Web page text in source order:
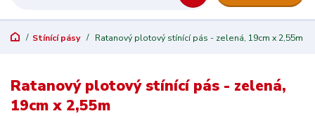
Stínící pásy Ratanový plotový stínící pás - zelená, 19cm x 2,55m
Ratanový plotový stínící pás - zelená,
19cm x 2,55m